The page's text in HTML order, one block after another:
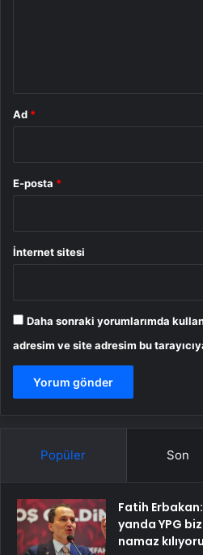
Ad *
E-posta *
İnternet sitesi
Daha sonraki yorumlarımda
adresim ve site adresim bu
Popüler Son
Fatih
yanda YPG
namaz